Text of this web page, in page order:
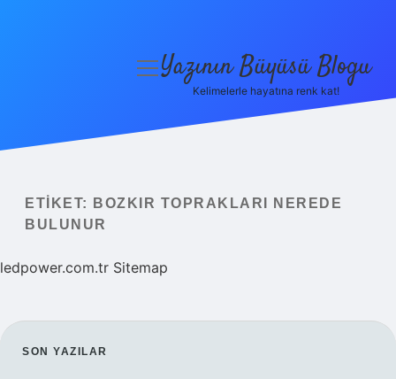
Yasal Uyarı
menüyü
Yazının Büyüsü Blogu
Kelimelerle hayatına renk kat!
ETIKET:
BOZKIR TOPRAKLARI NEREDE
BULUNUR
ledpower.com.tr Sitemap
SIDEBAR
SON YAZILAR